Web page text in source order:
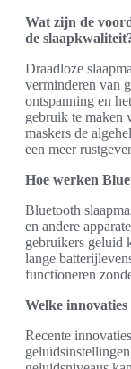
Wat zijn de
de
Draadloze
verminderen van
ontspanning en
gebruik te maken
maskers de
een meer
Hoe werken
Bluetooth
en andere
gebruikers geluid
lange
functioneren
Welke
Recente